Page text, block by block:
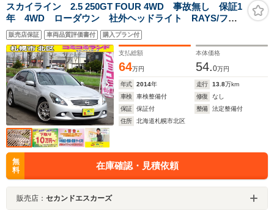
スカイライン 2.5 250GT FOUR 4WD 事故無し 保証1
年 4WD ローダウン 社外ヘッドライト RAYS/フリ
ーガー18インチアルミ メーカーナビ 地デジ サイド
カメラ バックカメラ ハーフレザーシート ビルトイン
ETC プッシュスタート Bluetooth接続
販売店保証 車両品質評価書付 購入プラン付
支払総額
64万円
本体価格
54.0万円
年式 2014年 走行 13.8万km
車検
車検整備付 修復
なし
保証
保証付 整備
法定整備付
住所
北海道札幌市北区
無
料
在庫確認・見積依頼
販売店： セカンドエスカーズ